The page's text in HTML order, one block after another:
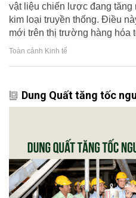
vật liệu chiến lược đang
kim loại truyền thống. Điều
mới trên thị trường hàng hóa
Toàn cảnh Kinh tế
Dung Quất tăng tốc